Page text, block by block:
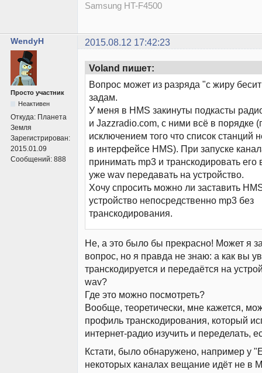
Samsung HT-F4500
WendyH 2015.08.12 17:42:23
Просто участник
Неактивен
Откуда: Планета
Земля
Зарегистрирован:
2015.01.09
Сообщений: 888
Voland пишет:
Вопрос может из разряда "с жиру
задам.
У меня в HMS закинуты подкасты
и Jazzradio.com, с ними всё в порядке
исключением того что список станций
в интерфейсе HMS). При запуске
принимать mp3 и транскодировать его
уже wav передавать на устройство.
Хочу спросить можно ли заставить
устройство непосредственно mp3 без
транскодирования.
Не, а это было бы прекрасно! Может я
вопрос, но я правда не знаю: а как вы
транскодируется и передаётся на
wav?
Где это можно посмотреть?
Вообще, теоретически, мне кажется,
профиль транскодирования, который
интернет-радио изучить и переделать,
Кстати, было обнаружено, например у
некоторых каналах вещание идёт не в